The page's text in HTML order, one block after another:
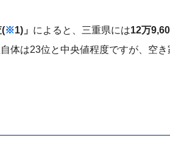
(※1)」 によると、三重県には12万
体は23位と中央値程度ですが、空